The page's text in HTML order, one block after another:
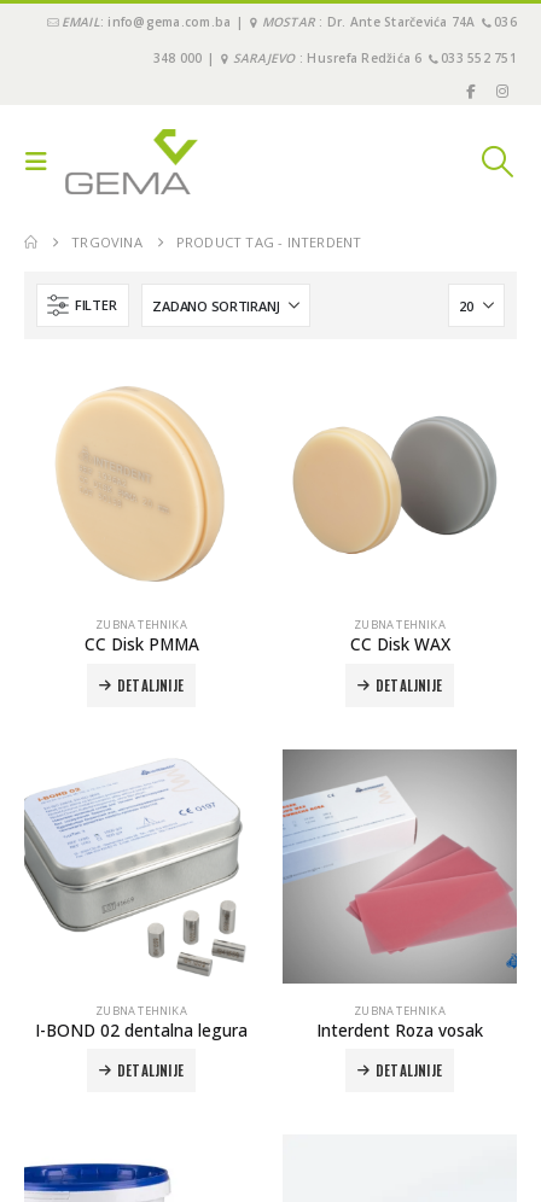
EMAIL: info@gema.com.ba | MOSTAR : Dr. Ante Starčevića 74A 036
348 000 | SARAJEVO: Husrefa Redžića 6 033 552 751
TRGOVINA PRODUCT TAG - INTERDENT
FILTER
ZUBNA TEHNIKA
CC Disk PMMA
DETALJNIJE
ZUBNA TEHNIKA
CC Disk WAX
DETALJNIJE
ZUBNA TEHNIKA
I-BOND 02 dentalna legura
DETALJNIJE
ZUBNA TEHNIKA
Interdent Roza vosak
DETALJNIJE
Autoklav Europa B evo
Evetric Flow
Autoklav Europa
Evetric Flow